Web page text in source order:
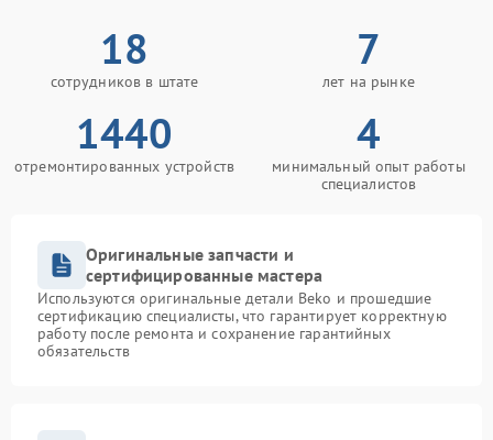
18
сотрудников в штате
7
лет на рынке
1440
отремонтированных устройств
4
минимальный опыт работы
специалистов
Оригинальные запчасти и
сертифицированные мастера
Используются оригинальные детали Beko и прошедшие
сертификацию специалисты, что гарантирует корректную
работу после ремонта и сохранение гарантийных
обязательств